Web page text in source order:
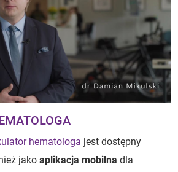
hematologa jest dostępny
jako aplikacja mobilna dla